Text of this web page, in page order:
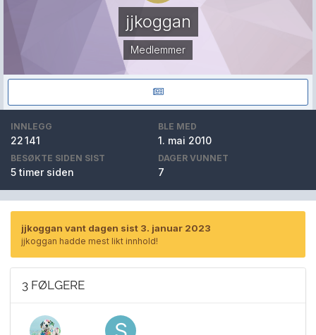
jjkoggan
Medlemmer
INNLEGG
22 141
BLE MED
1. mai 2010
BESØKTE SIDEN SIST
5 timer siden
DAGER VUNNET
7
jjkoggan vant dagen sist 3. januar 2023
jjkoggan hadde mest likt innhold!
3 FØLGERE